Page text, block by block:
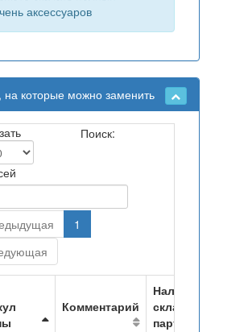
аксессуаров
на которые можно заменить
Поиск:
1
Комментарий
Наличие на
складах
партнеров